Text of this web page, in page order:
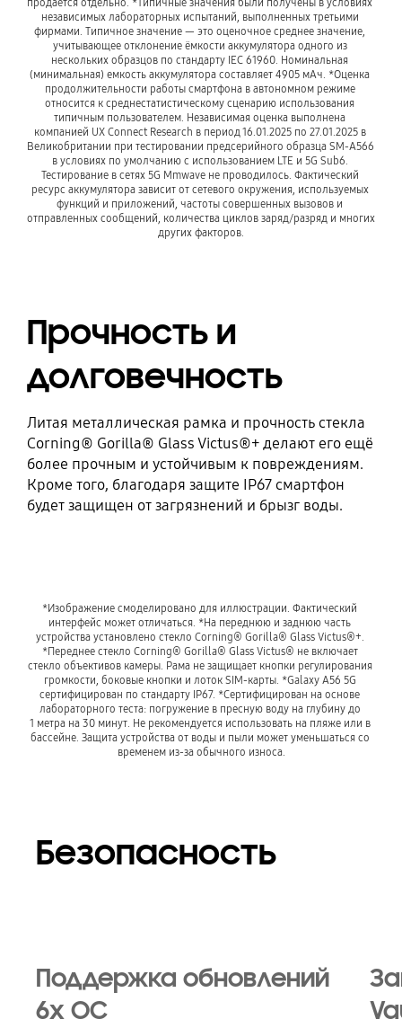
независимых лабораторных испытаний, выполненных третьими
фирмами. Типичное значение — это оценочное среднее значение,
учитывающее отклонение ёмкости аккумулятора одного из
нескольких образцов по стандарту IEC 61960. Номинальная
(минимальная) емкость аккумулятора составляет 4905 мАч. *Оценка
продолжительности работы смартфона в автономном режиме
относится к среднестатистическому сценарию использования
типичным пользователем. Независимая оценка выполнена
компанией UX Connect Research в период 16.01.2025 по 27.01.2025 в
Великобритании при тестировании предсерийного образца SM-A566
в условиях по умолчанию с использованием LTE и 5G Sub6.
Тестирование в сетях 5G Mmwave не проводилось. Фактический
ресурс аккумулятора зависит от сетевого окружения, используемых
функций и приложений, частоты совершенных вызовов и
отправленных сообщений, количества циклов заряд/разряд и многих
других факторов.
Прочность и
долговечность
Литая металлическая рамка и прочность стекла
Corning® Gorilla® Glass Victus®+ делают его ещё
более прочным и устойчивым к повреждениям.
Кроме того, благодаря защите IP67 смартфон
будет защищен от загрязнений и брызг воды.
*Изображение смоделировано для иллюстрации. Фактический
интерфейс может отличаться. *На переднюю и заднюю часть
устройства установлено стекло Corning® Gorilla® Glass Victus®+.
*Переднее стекло Corning® Gorilla® Glass Victus® не включает
стекло объективов камеры. Рама не защищает кнопки регулирования
громкости, боковые кнопки и лоток SIM-карты. *Galaxy A56 5G
сертифицирован по стандарту IP67. *Сертифицирован на основе
лабораторного теста: погружение в пресную воду на глубину до
1 метра на 30 минут. Не рекомендуется использовать на пляже или в
бассейне. Защита устройства от воды и пыли может уменьшаться со
временем из-за обычного износа.
Безопасность
Поддержка обновлений
6x ОС